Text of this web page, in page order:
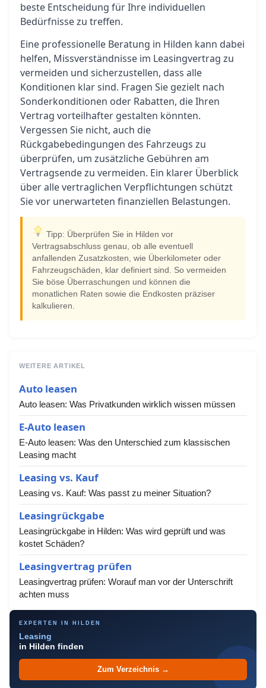
beste Entscheidung für Ihre individuellen
Bedürfnisse zu treffen.
Eine professionelle Beratung in Hilden kann dabei
helfen, Missverständnisse im Leasingvertrag zu
vermeiden und sicherzustellen, dass alle
Konditionen klar sind. Fragen Sie gezielt nach
Sonderkonditionen oder Rabatten, die Ihren
Vertrag vorteilhafter gestalten könnten.
Vergessen Sie nicht, auch die
Rückgabebedingungen des Fahrzeugs zu
überprüfen, um zusätzliche Gebühren am
Vertragsende zu vermeiden. Ein klarer Überblick
über alle vertraglichen Verpflichtungen schützt
Sie vor unerwarteten finanziellen Belastungen.
Tipp: Überprüfen Sie in Hilden vor
Vertragsabschluss genau, ob alle eventuell
anfallenden Zusatzkosten, wie Überkilometer oder
Fahrzeugschäden, klar definiert sind. So vermeiden
Sie böse Überraschungen und können die
monatlichen Raten sowie die Endkosten präziser
kalkulieren.
WEITERE ARTIKEL
Auto leasen
Auto leasen: Was Privatkunden wirklich wissen müssen
E-Auto leasen
E-Auto leasen: Was den Unterschied zum klassischen
Leasing macht
Leasing vs. Kauf
Leasing vs. Kauf: Was passt zu meiner Situation?
Leasingrückgabe
Leasingrückgabe in Hilden: Was wird geprüft und was
kostet Schäden?
Leasingvertrag prüfen
Leasingvertrag prüfen: Worauf man vor der Unterschrift
achten muss
EXPERTEN IN HILDEN
Leasing
in Hilden finden
Zum Verzeichnis →